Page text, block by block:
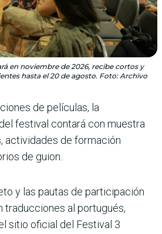
en noviembre de 2026, recibe cortos y
hasta el 20 de agosto. Foto: Archivo
de películas, la
festival contará con muestra
actividades de formación
de guion.
y las pautas de participación
traducciones al portugués,
sitio oficial del Festival 3